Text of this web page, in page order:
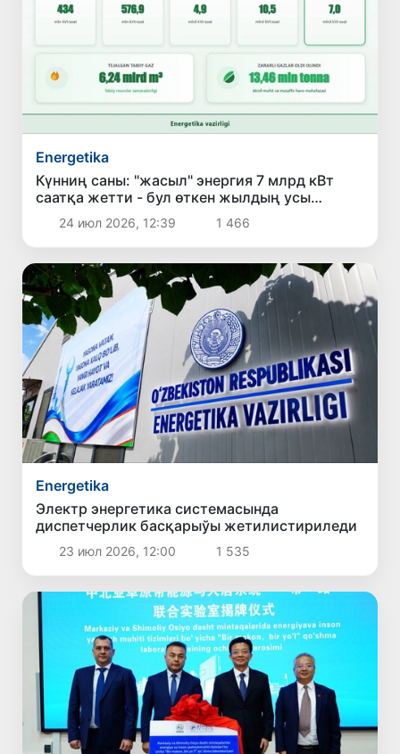
Energetika
Күнниң саны: "жасыл" энергия 7 млрд кВт
саатқа жетти - бул өткен жылдың усы
дәўирине салыстырғанда 23 процентке көп
24 июл 2026, 12:39 1 466
Energetika
Электр энергетика системасында
диспетчерлик басқарыўы жетилистириледи
23 июл 2026, 12:00 1 535